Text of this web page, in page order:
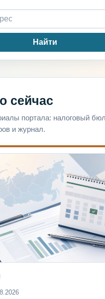
Найти
сейчас
портала: налоговый
и журнал.